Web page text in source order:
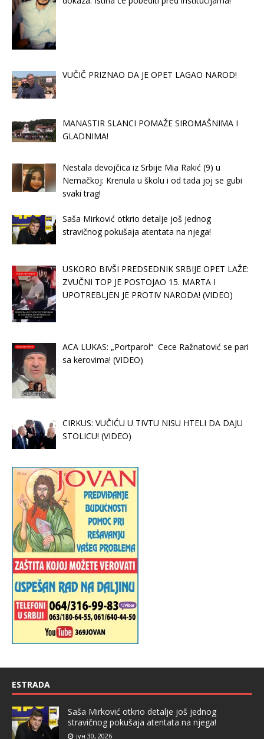
VUČIČ PRIZNAO DA JE OPET LAGAO NAROD!
MANASTIR SLANCI POMAŽE SIROMAŠNIMA I
GLADNIMA!
Nestala devojčica iz Srbije Mia Rakić (9) u
Nemačkoj: Krenula u školu i od tada joj se gubi
svaki trag!
Saša Mirković otkrio detalje još jednog
stravičnog pokušaja atentata na njega!
USKORO BIVŠI PREDSEDNIK SRBIJE OPET LAŽE:
ZVUČNI TOP JE POSTOJAO 15. MARTA I
UPOTREBLJEN JE PROTIV NARODA! (VIDEO)
ACA LUKAS: „Portparol“ Cece Ražnatović se pari
sa kerovima! (VIDEO)
CIRKUS: VUČIĆU U TIVTU NISU HTELI DA DAJU
STOLICU! (VIDEO)
ESTRADA
Saša Mirković otkrio detalje još jednog
stravičnog pokušaja atentata na njega!
јун 30, 2026